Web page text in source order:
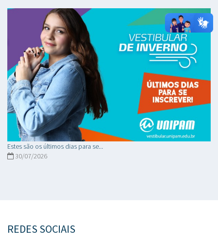
Estes são os últimos dias para se...
30/07/2026
REDES SOCIAIS